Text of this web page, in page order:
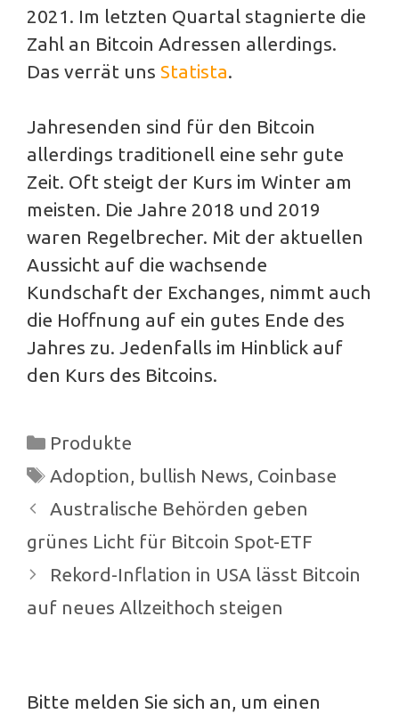
2021. Im letzten Quartal stagnierte die
Zahl an Bitcoin Adressen allerdings.
Das verrät uns Statista.
Jahresenden sind für den Bitcoin
allerdings traditionell eine sehr gute
Zeit. Oft steigt der Kurs im Winter am
meisten. Die Jahre 2018 und 2019
waren Regelbrecher. Mit der aktuellen
Aussicht auf die wachsende
Kundschaft der Exchanges, nimmt auch
die Hoffnung auf ein gutes Ende des
Jahres zu. Jedenfalls im Hinblick auf
den Kurs des Bitcoins.
Kategorien
Produkte
Schlagwörter
Adoption, bullish News, Coinbase
Beitrags-
Navigation
Australische Behörden geben
grünes Licht für Bitcoin Spot-ETF
Rekord-Inflation in USA lässt Bitcoin
auf neues Allzeithoch steigen
Bitte melden Sie sich an, um einen